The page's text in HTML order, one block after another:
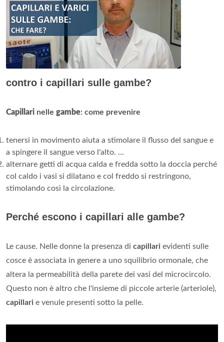
contro i capillari sulle gambe?
Capillari nelle gambe: come prevenire
tenersi in movimento aiuta a stimolare il flusso del sangue e
a spingere il sangue verso l'alto. ...
alternare getti di acqua calda e fredda sotto la doccia perché
col caldo i vasi si dilatano e col freddo si restringono,
stimolando così la circolazione.
Perché escono i capillari alle gambe?
Le cause. Nelle donne la presenza di capillari evidenti sulle
cosce è associata in genere a uno squilibrio ormonale, che
altera la permeabilità della parete dei vasi del microcircolo.
Questo non è altro che l'insieme di piccole arterie (arteriole),
capillari e venule presenti sotto la pelle.